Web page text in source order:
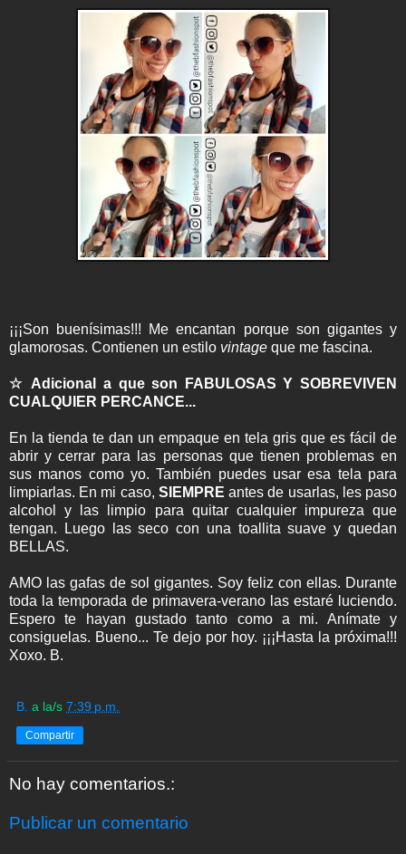
¡¡¡Son buenísimas!!! Me encantan porque son gigantes y
glamorosas. Contienen un estilo vintage que me fascina.
☆ Adicional a que son FABULOSAS Y SOBREVIVEN
CUALQUIER PERCANCE...
En la tienda te dan un empaque en tela gris que es fácil de
abrir y cerrar para las personas que tienen problemas en
sus manos como yo. También puedes usar esa tela para
limpiarlas. En mi caso, SIEMPRE antes de usarlas, les paso
alcohol y las limpio para quitar cualquier impureza que
tengan. Luego las seco con una toallita suave y quedan
BELLAS.
AMO las gafas de sol gigantes. Soy feliz con ellas. Durante
toda la temporada de primavera-verano las estaré luciendo.
Espero te hayan gustado tanto como a mi. Anímate y
consiguelas. Bueno... Te dejo por hoy. ¡¡¡Hasta la próxima!!!
Xoxo. B.
B. a la/s 7:39 p.m.
Compartir
No hay comentarios.:
Publicar un comentario